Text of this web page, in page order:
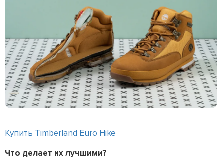
Купить Timberland Euro Hike
Что делает их лучшими?